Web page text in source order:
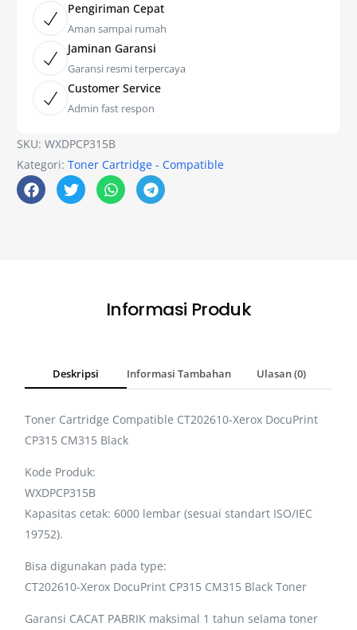
Pengiriman Cepat
Aman sampai rumah
Jaminan Garansi
Garansi resmi terpercaya
Customer Service
Admin fast respon
SKU:WXDPCP315B
Kategori:Toner Cartridge - Compatible
Informasi Produk
Deskripsi Informasi Tambahan Ulasan (0)
Toner Cartridge Compatible CT202610-Xerox DocuPrint
CP315 CM315 Black
Kode Produk:
WXDPCP315B
Kapasitas cetak: 6000 lembar (sesuai standart ISO/IEC
19752).
Bisa digunakan pada type:
CT202610-Xerox DocuPrint CP315 CM315 Black Toner
Garansi CACAT PABRIK maksimal 1 tahun selama toner